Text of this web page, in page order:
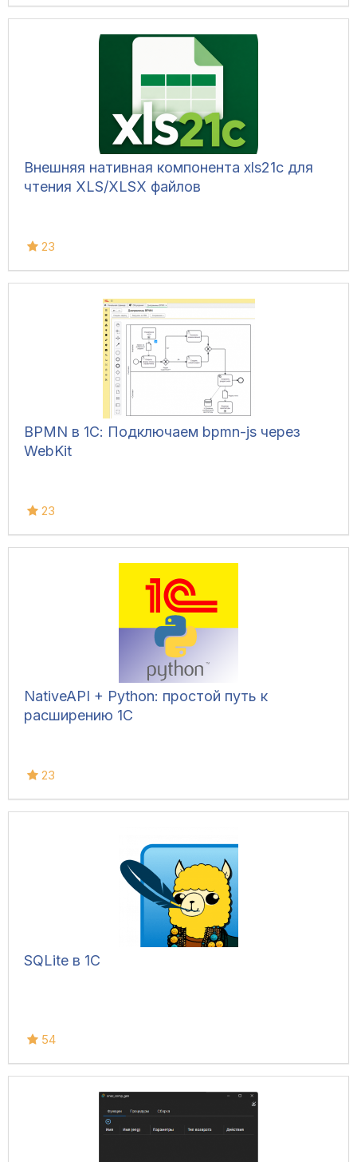
Внешняя нативная компонента xls21c для
чтения XLS/XLSX файлов
23
BPMN в 1С: Подключаем bpmn-js через
WebKit
23
NativeAPI + Python: простой путь к
расширению 1С
23
SQLite в 1С
54